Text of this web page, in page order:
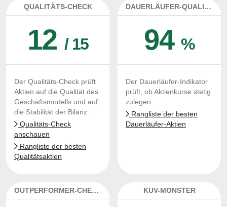
QUALITÄTS-CHECK
12 / 15
Der Qualitäts-Check prüft
Aktien auf die Qualität des
Geschäftsmodells und auf
die Stabilität der Bilanz.
Qualitäts-Check
anschauen
Rangliste der besten
Qualitätsaktien
DAUERLÄUFER-QUALITÄTEN
94%
Der Dauerläufer-Indikator
prüft, ob Aktienkurse stetig
zulegen.
Rangliste der besten
Dauerläufer-Aktien
OUTPERFORMER-CHECK KUV-MONSTER